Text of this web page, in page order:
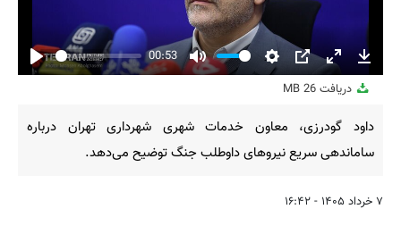
Play
00:53
Mute
Settings
PIP
Enter
fullscreen
دریافت 26 MB
داود گودرزی، معاون خدمات شهری شهرداری تهران درباره
ساماندهی سریع نیروهای داوطلب جنگ توضیح می‌دهد.
۷ خرداد ۱۴۰۵ - ۱۶:۴۲